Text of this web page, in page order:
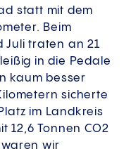
statt mit dem
Beim
Juli traten an 21
in die Pedale
kaum besser
sicherte
im Landkreis
12,6 Tonnen CO2
wir